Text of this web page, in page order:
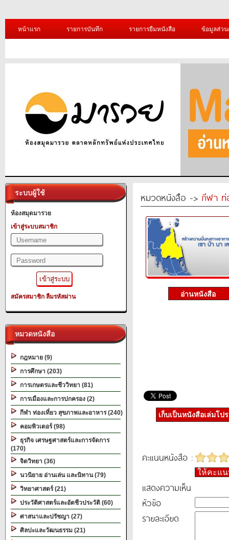
หน้าแรก รายการบันทึก รายการยืมหนังสือ ข้อมูลส่ว
ระบบผู้ใช้
ห้องสมุดมารวย
เข้าสู่ระบบสมาชิก
สมัครสมาชิก ลืมรหัสผ่าน
หมวดหนังสือ
กฎหมาย (9)
การศึกษา (203)
การเกษตรและชีววิทยา (81)
การเมืองและการปกครอง (2)
กีฬา ท่องเที่ยว สุขภาพและอาหาร (240)
คอมพิวเตอร์ (98)
ธุรกิจ เศรษฐศาสตร์และการจัดการ
(170)
จิตวิทยา (36)
นวนิยาย อ่านเล่น และนิทาน (79)
วิทยาศาสตร์ (21)
ประวัติศาสตร์และอัตชีวประวัติ (60)
ศาสนาและปรัชญา (27)
ศิลปะและวัฒนธรรม (21)
หมวดหนังสือ -> กีฬา ท่
เก็บเป็นหนังสือเล่มโป
คะแนนหนังสือ :
ให้คะแ
แสดงความเห็น
หัวข้อ
รายละเอียด